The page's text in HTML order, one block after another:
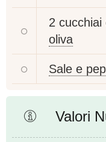
2 cucchiai
oliva
Sale e
Valori